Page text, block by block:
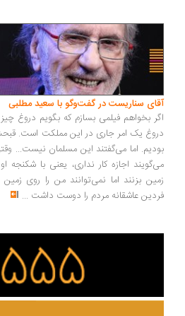
سناریست در گفت‌وگو با سعید مطلبی
بخواهم فیلمی بسازم که بگویم دروغ چیز بدی
یک امر جاری در این مملکت است. قبحش از
اما می‌گفتند این مسلمان نیست... وقتی به
اجازه کار نداری، یعنی با شکنجه او را
بزنند اما نمی‌توانند من را روی زمین نگه
عاشقانه مردم را دوست داشت ...